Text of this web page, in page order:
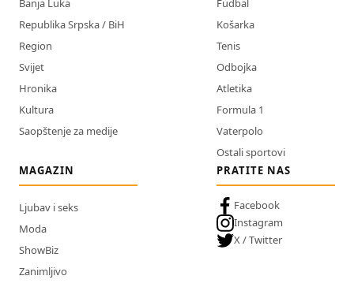
Banja Luka
Republika Srpska / BiH
Region
Svijet
Hronika
Kultura
Saopštenje za medije
Fudbal
Košarka
Tenis
Odbojka
Atletika
Formula 1
Vaterpolo
Ostali sportovi
MAGAZIN
Ljubav i seks
Moda
ShowBiz
Zanimljivo
PRATITE NAS
Facebook
Instagram
X / Twitter